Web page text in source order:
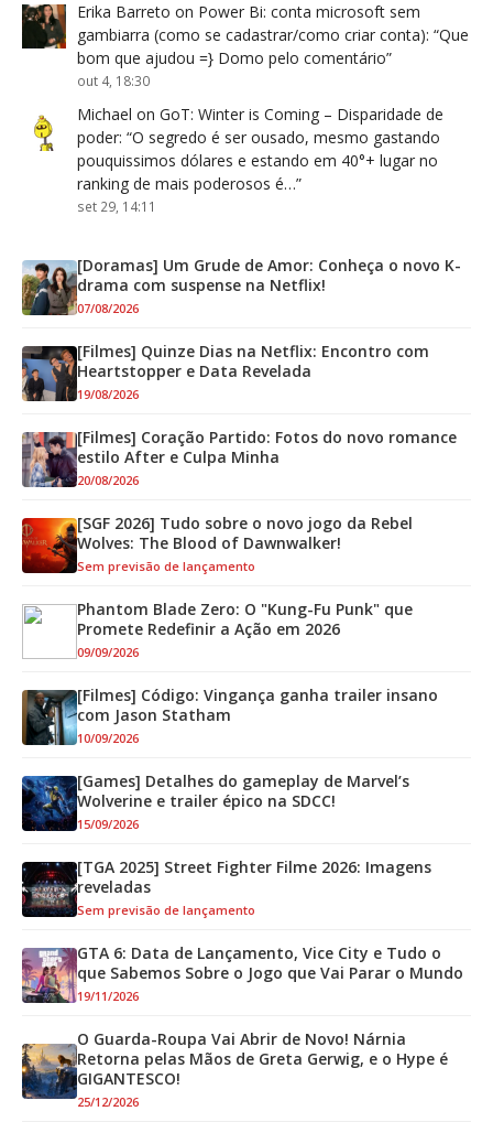
Erika Barreto on Power Bi: conta microsoft sem
gambiarra (como se cadastrar/como criar conta): “Que
bom que ajudou =} Domo pelo comentário”
out 4, 18:30
Michael on GoT: Winter is Coming – Disparidade de
poder: “O segredo é ser ousado, mesmo gastando
pouquissimos dólares e estando em 40°+ lugar no
ranking de mais poderosos é…”
set 29, 14:11
[Doramas] Um Grude de Amor: Conheça o novo K-
drama com suspense na Netflix!
07/08/2026
[Filmes] Quinze Dias na Netflix: Encontro com
Heartstopper e Data Revelada
19/08/2026
[Filmes] Coração Partido: Fotos do novo romance
estilo After e Culpa Minha
20/08/2026
[SGF 2026] Tudo sobre o novo jogo da Rebel
Wolves: The Blood of Dawnwalker!
Sem previsão de lançamento
Phantom Blade Zero: O "Kung-Fu Punk" que
Promete Redefinir a Ação em 2026
09/09/2026
[Filmes] Código: Vingança ganha trailer insano
com Jason Statham
10/09/2026
[Games] Detalhes do gameplay de Marvel’s
Wolverine e trailer épico na SDCC!
15/09/2026
[TGA 2025] Street Fighter Filme 2026: Imagens
reveladas
Sem previsão de lançamento
GTA 6: Data de Lançamento, Vice City e Tudo o
que Sabemos Sobre o Jogo que Vai Parar o Mundo
19/11/2026
O Guarda-Roupa Vai Abrir de Novo! Nárnia
Retorna pelas Mãos de Greta Gerwig, e o Hype é
GIGANTESCO!
25/12/2026